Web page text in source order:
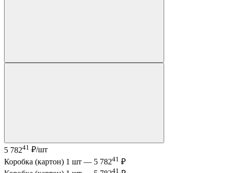
5 78241 ₽/шт
Коробка (картон) 1 шт — 5 78241 ₽
41